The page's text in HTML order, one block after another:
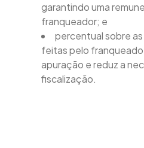
garantindo uma
franqueador; e
percentual sobre
feitas pelo
apuração e reduz a
fiscalização.